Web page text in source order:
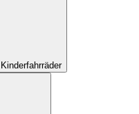
Kinderfahrräder